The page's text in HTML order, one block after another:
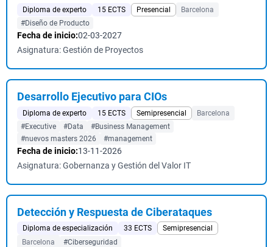
Diploma de experto 15 ECTS Presencial
Barcelona
#Diseño de Producto
Fecha de inicio:02-03-2027
Asignatura: Gestión de Proyectos
Desarrollo Ejecutivo para CIOs
Diploma de experto 15 ECTS Semipresencial
Barcelona
#Executive
#Data
#Business Management
#nuevos masters 2026
#management
Fecha de inicio:13-11-2026
Asignatura: Gobernanza y Gestión del Valor IT
Detección y Respuesta de Ciberataques
Diploma de especialización 33 ECTS
Semipresencial
Barcelona
#Ciberseguridad